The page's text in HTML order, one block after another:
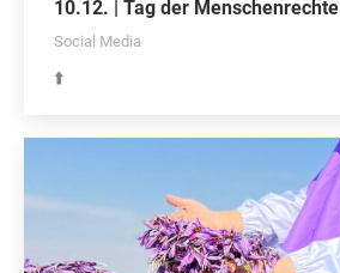
10.12. | Tag der Menschenrechte
Social Media
⬆️